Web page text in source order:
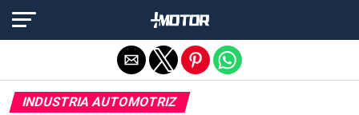
INDUSTRIA AUTOMOTRIZ
Salir de la versión móvil